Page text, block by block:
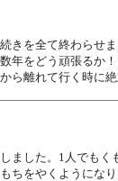
を全て終わら
をどう頑張る
離れて行く時に
した。1人でも
をやくように